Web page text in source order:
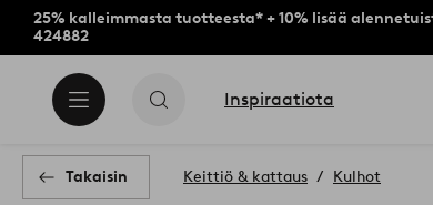
25% kalleimmasta tuotteesta* + 10% lisää
424882
Inspiraatiota
Takaisin Keittiö & kattaus Kulhot